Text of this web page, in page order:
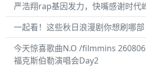
严浩翔rap基因发力，快嘴感谢时代
一起看！这些秋日浪漫剧你想刷哪部
今天惊喜歌曲N.O /filmmins ‪260806
福克斯伯勒演唱会Day2 ‪